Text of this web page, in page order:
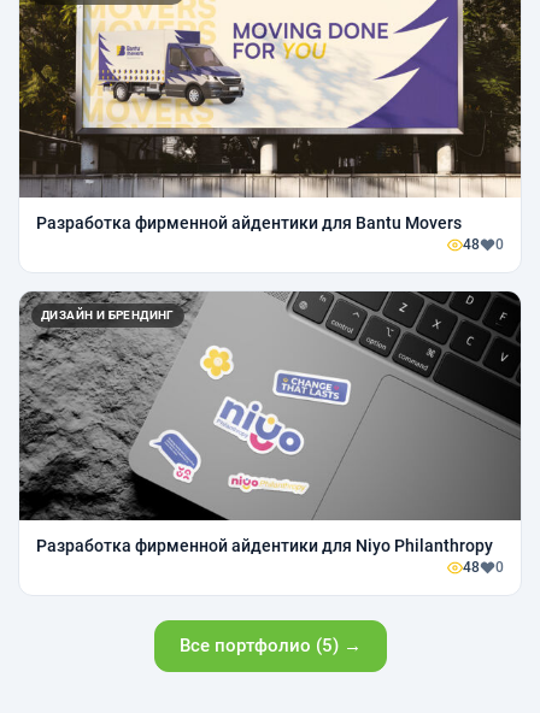
Разработка фирменной айдентики для Bantu Movers
48 0
ДИЗАЙН И БРЕНДИНГ
Разработка фирменной айдентики для Niyo Philanthropy
48 0
Все портфолио (5) →